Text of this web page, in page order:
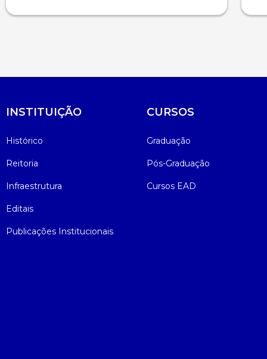
INSTITUIÇÃO
Histórico
Reitoria
Infraestrutura
Editais
Publicações Institucionais
CURSOS
Graduação
Pós-Graduação
Cursos EAD